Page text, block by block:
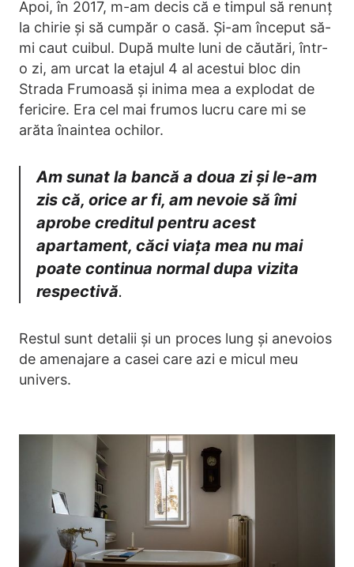
Apoi, în 2017, m-am decis că e timpul să renunț
la chirie și să cumpăr o casă. Și-am început să-
mi caut cuibul. După multe luni de căutări, într-
o zi, am urcat la etajul 4 al acestui bloc din
Strada Frumoasă și inima mea a explodat de
fericire. Era cel mai frumos lucru care mi se
arăta înaintea ochilor.
Am sunat la bancă a doua zi și le-am
zis că, orice ar fi, am nevoie să îmi
aprobe creditul pentru acest
apartament, căci viața mea nu mai
poate continua normal dupa vizita
respectivă.
Restul sunt detalii și un proces lung și anevoios
de amenajare a casei care azi e micul meu
univers.